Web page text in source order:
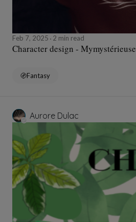
Feb 7, 2025 2 min read
Character design - Mymystérieuse
Fantasy
Aurore Dulac